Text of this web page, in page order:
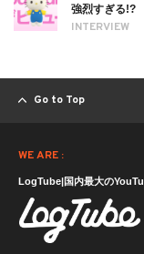
INTERVIEW
強烈すぎる!?
Go to Top
WE ARE :
LogTube|国内最大の